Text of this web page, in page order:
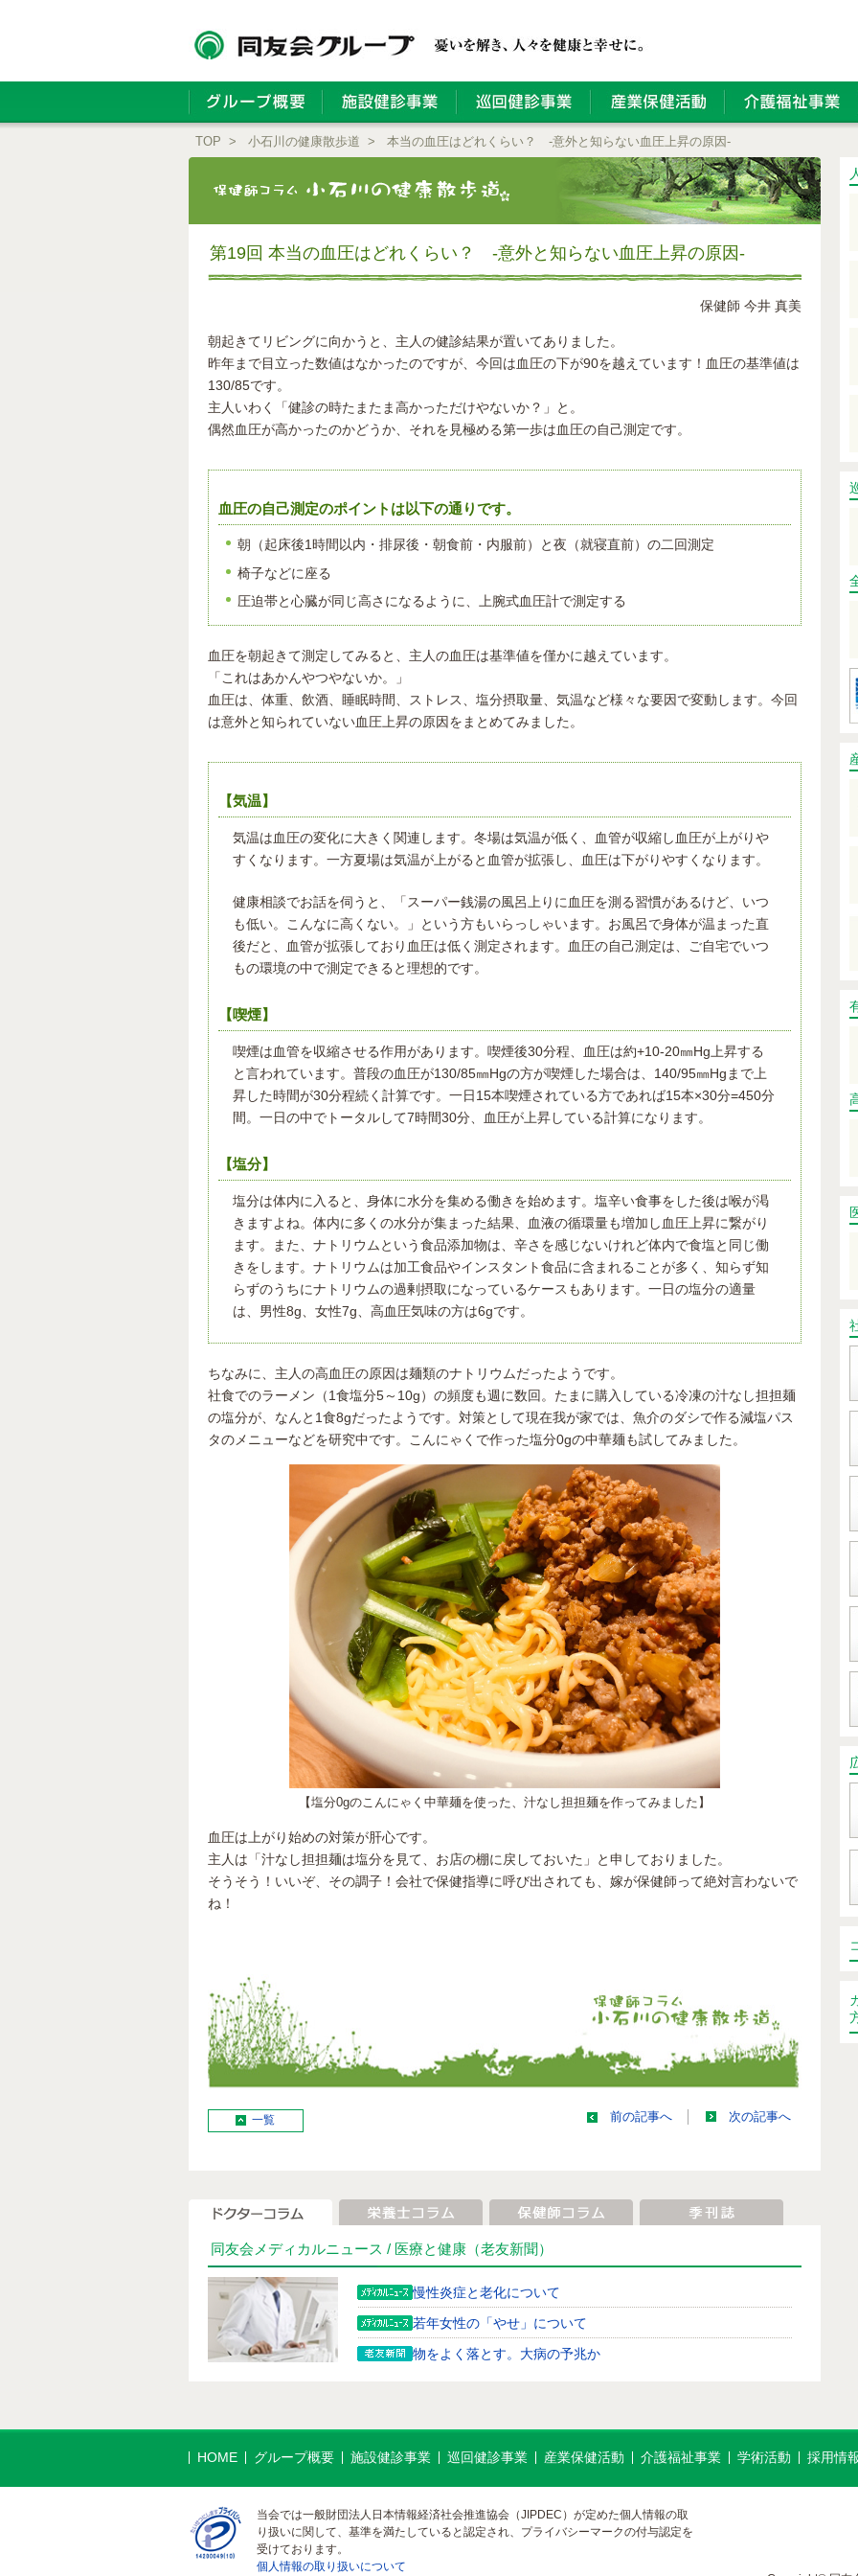
TOP > 小石川の健康散歩道 > 本当の血圧はどれくらい？ ‐意外と知らない血圧上昇の原因‐
第19回 本当の血圧はどれくらい？ ‐意外と知らない血圧上昇の原因‐
保健師 今井 真美
朝起きてリビングに向かうと、主人の健診結果が置いてありました。
昨年まで目立った数値はなかったのですが、今回は血圧の下が90を越えています！血圧の基準値は
130/85です。
主人いわく「健診の時たまたま高かっただけやないか？」と。
偶然血圧が高かったのかどうか、それを見極める第一歩は血圧の自己測定です。
血圧の自己測定のポイントは以下の通りです。
朝（起床後1時間以内・排尿後・朝食前・内服前）と夜（就寝直前）の二回測定
椅子などに座る
圧迫帯と心臓が同じ高さになるように、上腕式血圧計で測定する
血圧を朝起きて測定してみると、主人の血圧は基準値を僅かに越えています。
「これはあかんやつやないか。」
血圧は、体重、飲酒、睡眠時間、ストレス、塩分摂取量、気温など様々な要因で変動します。今回
は意外と知られていない血圧上昇の原因をまとめてみました。
【気温】
気温は血圧の変化に大きく関連します。冬場は気温が低く、血管が収縮し血圧が上がりや
すくなります。一方夏場は気温が上がると血管が拡張し、血圧は下がりやすくなります。
健康相談でお話を伺うと、「スーパー銭湯の風呂上りに血圧を測る習慣があるけど、いつ
も低い。こんなに高くない。」という方もいらっしゃいます。お風呂で身体が温まった直
後だと、血管が拡張しており血圧は低く測定されます。血圧の自己測定は、ご自宅でいつ
もの環境の中で測定できると理想的です。
【喫煙】
喫煙は血管を収縮させる作用があります。喫煙後30分程、血圧は約+10-20㎜Hg上昇する
と言われています。普段の血圧が130/85㎜Hgの方が喫煙した場合は、140/95㎜Hgまで上
昇した時間が30分程続く計算です。一日15本喫煙されている方であれば15本×30分=450分
間。一日の中でトータルして7時間30分、血圧が上昇している計算になります。
【塩分】
塩分は体内に入ると、身体に水分を集める働きを始めます。塩辛い食事をした後は喉が渇
きますよね。体内に多くの水分が集まった結果、血液の循環量も増加し血圧上昇に繋がり
ます。また、ナトリウムという食品添加物は、辛さを感じないけれど体内で食塩と同じ働
きをします。ナトリウムは加工食品やインスタント食品に含まれることが多く、知らず知
らずのうちにナトリウムの過剰摂取になっているケースもあります。一日の塩分の適量
は、男性8g、女性7g、高血圧気味の方は6gです。
ちなみに、主人の高血圧の原因は麺類のナトリウムだったようです。
社食でのラーメン（1食塩分5～10g）の頻度も週に数回。たまに購入している冷凍の汁なし担担麺
の塩分が、なんと1食8gだったようです。対策として現在我が家では、魚介のダシで作る減塩パス
タのメニューなどを研究中です。こんにゃくで作った塩分0gの中華麺も試してみました。
【塩分0gのこんにゃく中華麺を使った、汁なし担担麺を作ってみました】
血圧は上がり始めの対策が肝心です。
主人は「汁なし担担麺は塩分を見て、お店の棚に戻しておいた」と申しておりました。
そうそう！いいぞ、その調子！会社で保健指導に呼び出されても、嫁が保健師って絶対言わないで
ね！
一覧 前の記事へ 次の記事へ
同友会メディカルニュース / 医療と健康 （老友新聞）
慢性炎症と老化について
若年女性の「やせ」について
物をよく落とす。大病の予兆か
～
足が頻繁につる。改善方法は？
世界対がんデーに、がんについて考えてみましょう
GLP-1ダイエットの注意点
HOME グループ概要 施設健診事業 巡回健診事業 産業保健活動 介護福祉事業 学術活動 採用情
当会では一般財団法人日本情報経済社会推進協会（JIPDEC）が定めた個人情報の取
り扱いに関して、基準を満たしていると認定され、プライバシーマークの付与認定を
受けております。
個人情報の取り扱いについて